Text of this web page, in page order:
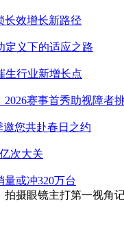
长效增长新路径
定义下的适应之路
生行业新增长点
赛事首秀助视障者
您共赴春日之约
次大关
或冲320万台
摄眼镜主打第一视角